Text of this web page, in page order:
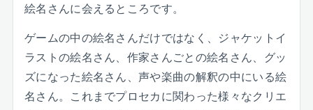
絵名さんに会えるところです。
ゲームの中の絵名さんだけではなく、ジャケットイ
ラストの絵名さん、作家さんごとの絵名さん、グッ
ズになった絵名さん、声や楽曲の解釈の中にいる絵
名さん。これまでプロセカに関わった様々なクリエ